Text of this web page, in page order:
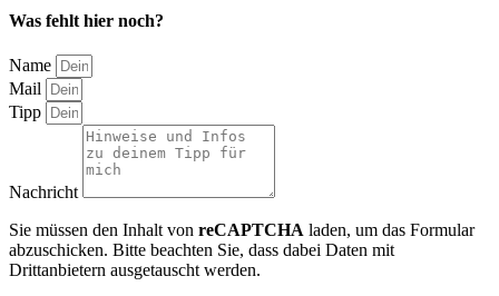
Was fehlt hier noch?
Name
Mail
Tipp
Nachricht
Sie müssen den Inhalt von reCAPTCHA laden, um das Formular
abzuschicken. Bitte beachten Sie, dass dabei Daten mit
Drittanbietern ausgetauscht werden.